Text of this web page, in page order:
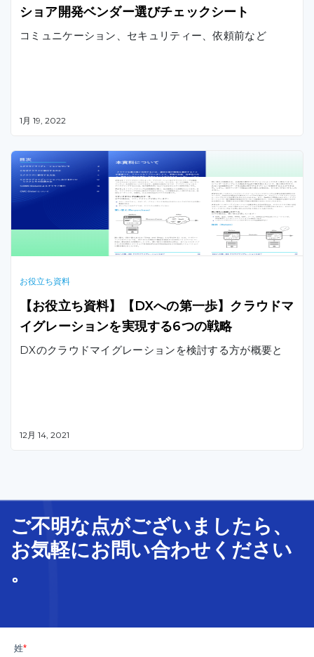
ショア開発ベンダー選びチェックシート
コミュニケーション、セキュリティー、依頼前など
できます。
1月 19, 2022
お役立ち資料
【お役立ち資料】【DXへの第一歩】クラウドマ
イグレーションを実現する6つの戦略
DXのクラウドマイグレーションを検討する方が概要と
12月 14, 2021
ご不明な点がございましたら、
お気軽にお問い合わせ ください
。